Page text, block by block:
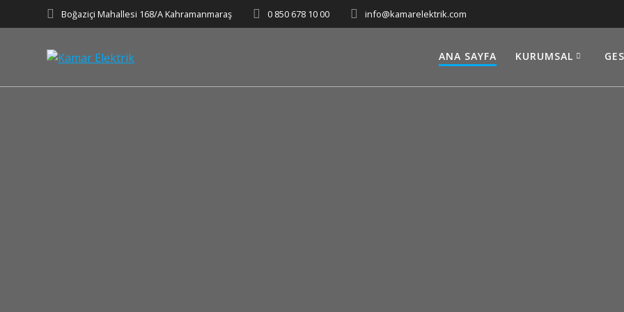
Boğaziçi Mahallesi 168/A Kahramanmaraş 0 850 678 10 00 info@kamarelektrik.com
ANA SAYFA KURUMSAL